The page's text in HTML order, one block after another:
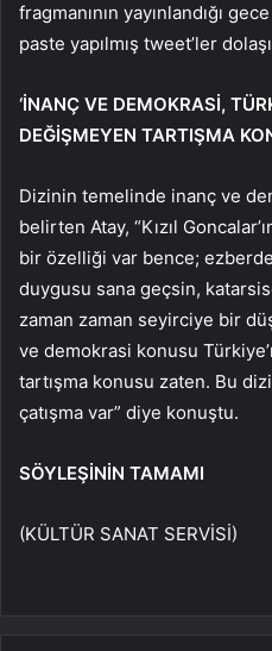
fragmanının yayınlandığı
paste yapılmış tweet’ler
‘İNANÇ VE DEMOKRASİ,
DEĞİŞMEYEN TARTIŞMA
Dizinin temelinde inanç ve
belirten Atay, “Kızıl
bir özelliği var bence;
duygusu sana geçsin,
zaman zaman seyirciye bir
ve demokrasi konusu
tartışma konusu zaten. Bu
çatışma var” diye konuştu.
SÖYLEŞİNİN TAMAMI
(KÜLTÜR SANAT SERVİSİ)